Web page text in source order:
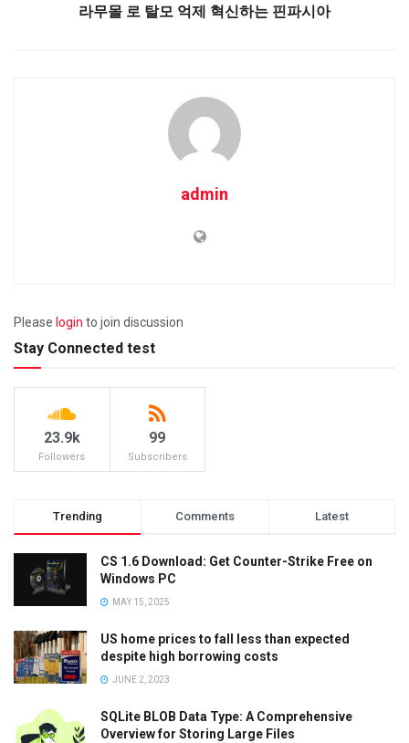
라무몰 로 탈모 억제 혁신하는 핀파시아
admin
Please login to join discussion
Stay Connected test
23.9k
Followers
99
Subscribers
Trending Comments Latest
CS 1.6 Download: Get Counter-Strike Free on
Windows PC
MAY 15, 2025
US home prices to fall less than expected
despite high borrowing costs
JUNE 2, 2023
SQLite BLOB Data Type: A Comprehensive
Overview for Storing Large Files